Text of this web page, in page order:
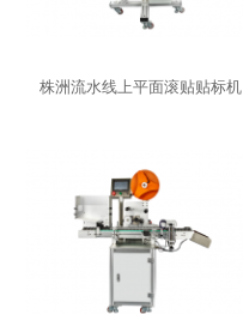
株洲流水线上平面滚贴贴标机